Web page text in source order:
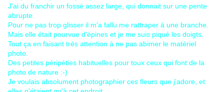
J'ai du franchir un fossé assez large, qui donnait sur une pente
abrupte.
Pour ne pas trop glisser il m'a fallu me rattraper à une branche.
Mais elle était pourvue d'épines et je me suis piqué les doigts.
Tout ça en faisant très attention à ne pas abimer le matériel
photo.
Des petites péripéties habituelles pour toux ceux qui font de la
photo de nature :-)
Je voulais absolument photographier ces fleurs que j'adore, et